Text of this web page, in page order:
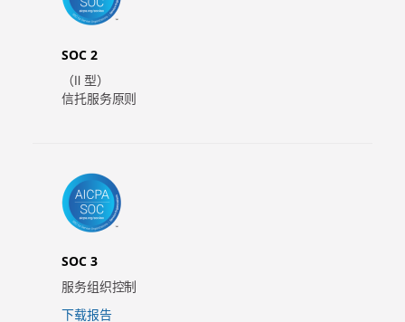
SOC 2
（Ⅱ 型）
信托服务原则
SOC 3
服务组织控制
下载报告